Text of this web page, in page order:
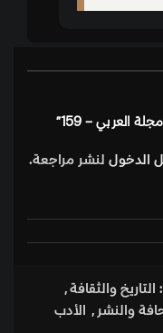
العربي – 159”
الدخول لنشر مراجعة.
,
, الأدب